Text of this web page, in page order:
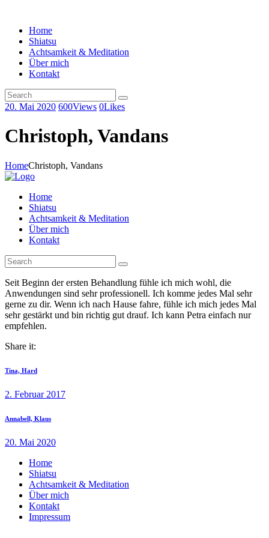
Home
Shiatsu
Achtsamkeit & Meditation
Über mich
Kontakt
20. Mai 2020 600Views 0Likes
Christoph, Vandans
HomeChristoph, Vandans
Home
Shiatsu
Achtsamkeit & Meditation
Über mich
Kontakt
Seit Beginn der ersten Behandlung fühle ich mich wohl, die
Anwendungen sind sehr professionell. Ich komme jedes Mal sehr
gerne zu dir. Wenn ich nach Hause fahre, fühle ich mich jedes Mal
sehr gestärkt und bin richtig gut drauf. Ich kann Petra einfach nur
empfehlen.
Share it:
Beitragsnavigation
Previous
Tina, Hard
2. Februar 2017
Next
Annabell, Klaus
20. Mai 2020
Home
Shiatsu
Achtsamkeit & Meditation
Über mich
Kontakt
Impressum